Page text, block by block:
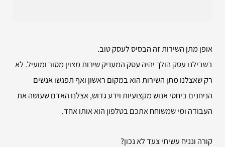
אופן מתן השירות זה הבסיס לעסק טוב.
בשבילנו עסק הולך יהיה עסק המעניק שירות מצוין מסור ומועיל. לא
רק שאצלנו מתן השירות הוא במקום ראשון ואף תפגשו אנשים
הניחנים ביחסי אנוש מקצועיות וידע גדוש, אצלנו האדם שעושה את
העבודה ומי שמשוחח אתכם בטלפון הוא אותו אחד.
קורה ונניח עשיתי צעד לא נכון?